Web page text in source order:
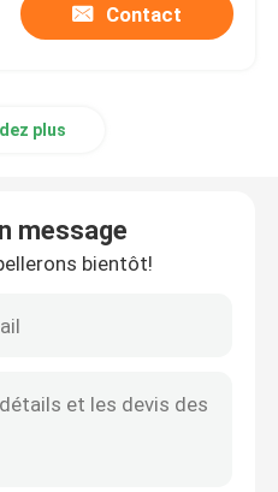
éclair
Contact
plus
message
bientôt!